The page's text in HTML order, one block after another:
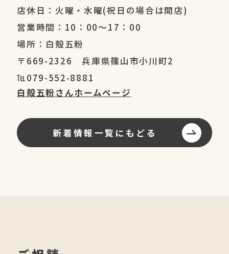
店休日：火曜・水曜(祝日の場合は開店)
営業時間：10：00～17：00
場所：白殻五粉
〒669-2326 兵庫県篠山市小川町2
℡079-552-8881
白殻五粉さんホームページ
新着情報一覧にもどる